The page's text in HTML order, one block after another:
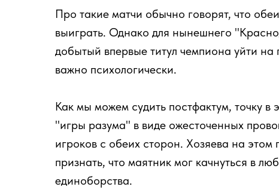
Про такие матчи обычно говорят, что
выиграть. Однако для нынешнего
добытый впервые титул чемпиона уйти
важно психологически.
Как мы можем судить постфактум, точку в
"игры разума" в виде ожесточенных
игроков с обеих сторон. Хозяева на
признать, что маятник мог качнуться в
единоборства.